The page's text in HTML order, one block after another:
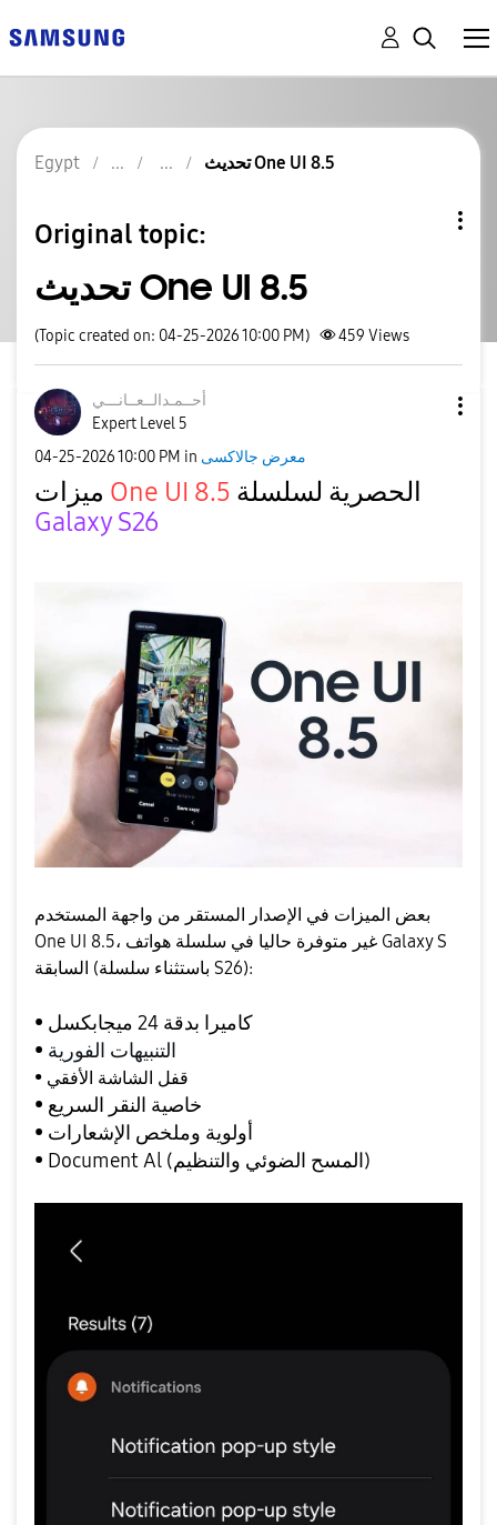
Egypt تحديث One UI 8.5
Original topic:
تحديث One UI 8.5
(Topic created on: 04-25-2026 10:00 PM) 459 Views
أحــمـدالــعــانـــي
Expert Level 5
‎04-25-202610:00 PM in معرض جالاكسى
One UI 8.5 الحصرية لسلسلة
Galaxy S26
بعض الميزات في الإصدار المستقر من واجهة المستخدم
One UI 8.5، غير متوفرة حاليا في سلسلة هواتف Galaxy S
السابقة (باستثناء سلسلة S26):
• كاميرا بدقة 24 ميجابكسل
• التنبيهات الفورية
• قفل الشاشة الأفقي
• خاصية النقر السريع
• أولوية وملخص الإشعارات
• Document Al (المسح الضوئي والتنظيم)